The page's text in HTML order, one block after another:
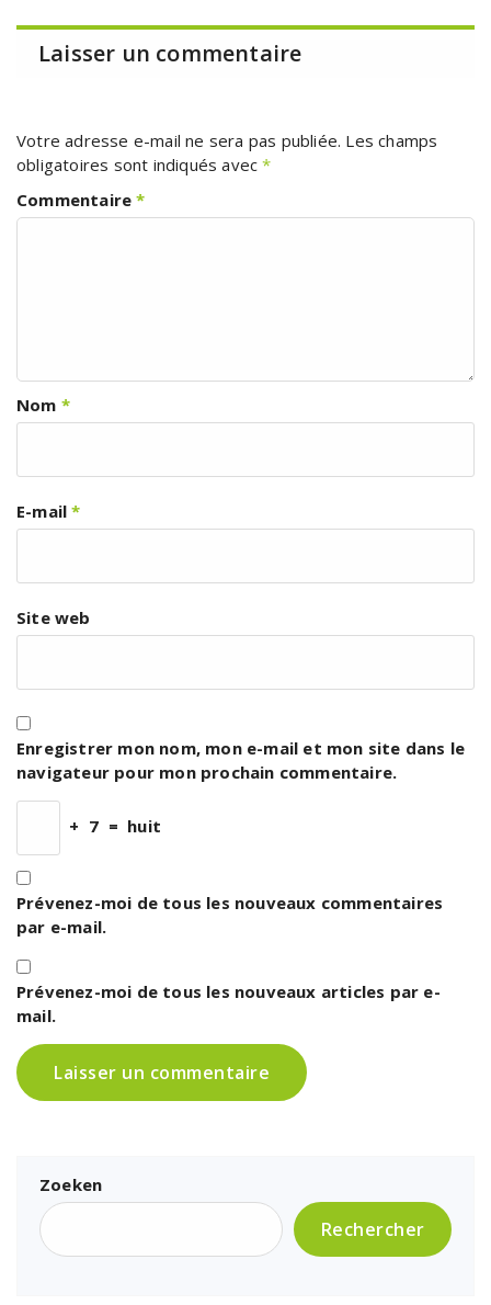
Laisser un commentaire
Votre adresse e-mail ne sera pas publiée. Les champs
obligatoires sont indiqués avec*
Commentaire*
Nom *
E-mail*
Site web
Enregistrer mon nom, mon e-mail et mon site dans le
navigateur pour mon prochain commentaire.
+ 7 = huit
Prévenez-moi de tous les nouveaux commentaires
par e-mail.
Prévenez-moi de tous les nouveaux articles par e-
mail.
Zoeken
Rechercher